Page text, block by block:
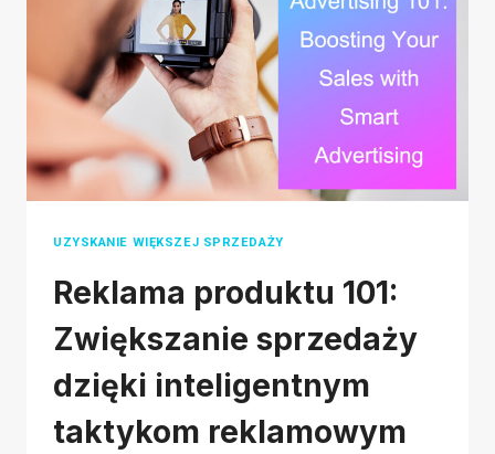
AND
RETURN
POLICIES
FOR
2026
UZYSKANIE WIĘKSZEJ SPRZEDAŻY
Reklama produktu 101:
Zwiększanie sprzedaży
dzięki inteligentnym
taktykom reklamowym